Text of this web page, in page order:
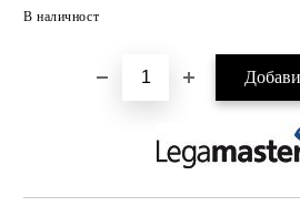
В наличност